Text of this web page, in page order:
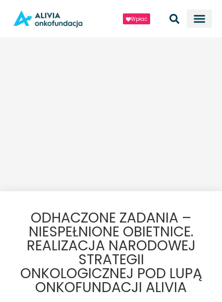
Wpłać
ODHACZONE ZADANIA –
NIESPEŁNIONE OBIETNICE.
REALIZACJA NARODOWEJ
STRATEGII
ONKOLOGICZNEJ POD LUPĄ
ONKOFUNDACJI ALIVIA